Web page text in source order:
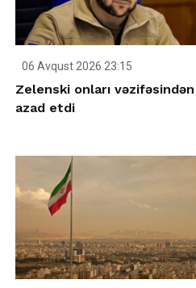
06 Avqust 2026 23:15
Zelenski onları vəzifəsindən
azad etdi